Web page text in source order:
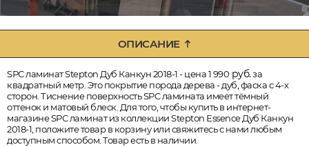
ОПИСАНИЕ
SPC ламинат Stepton Дуб Канкун 2018-1 - цена 1 990 руб.за
квадратный метр. Это покрытие порода дерева - дуб, фаска с 4-х
сторон. Тиснение поверхность SPC ламината имеет тёмный
оттенок и матовый блеск. Для того, чтобы купить в интернет-
магазине SPC ламинат из коллекции Stepton Essence Дуб Канкун
2018-1, положите товар в корзину или свяжитесь с нами любым
доступным способом. Товар есть в наличии.